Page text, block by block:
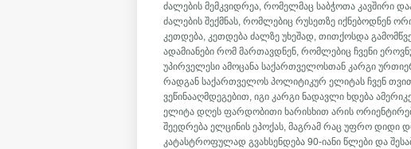
ძალების მემკვიდრეა, რომელმაც საბჭოთა კავშირი
ძალების შექმნას, რომლებიც რუსეთზე იქნებოდნენ
კეთდება, კეთდება ძალზე უხეშად, თითქოსდა
ადამიანები რომ მართავდნენ, რომლებიც ჩვენი
უპირველესი ამოცანა საქართველოსთან კარგი
რადგან საქართველოს პოლიტიკურ ელიტას ჩვენ
ვეწინააღმდეგებით, იგი კარგი ნადავლი ხდება
ელიტა დღეს ფარდობითი ხარისხით არის
შეედრება ელცინის ეპოქას, მაგრამ რაც უფრო დიდი
კატასტროფულად გვახსენდება 90-იანი წლები და